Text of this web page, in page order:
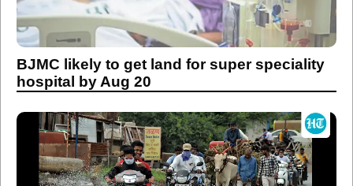
BJMC likely to get land for super speciality
hospital by Aug 20